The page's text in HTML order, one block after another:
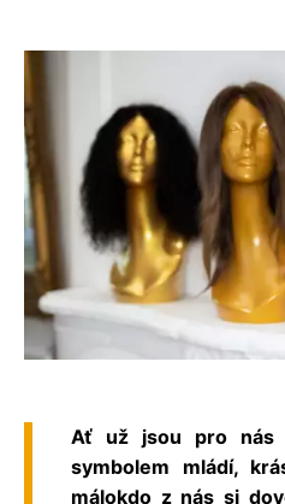
Ať už jsou pro nás
symbolem mládí,
málokdo z nás si